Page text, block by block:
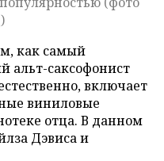
как самый
альт-саксофонист
включает
виниловые
отца. В данном
Дэвиса и